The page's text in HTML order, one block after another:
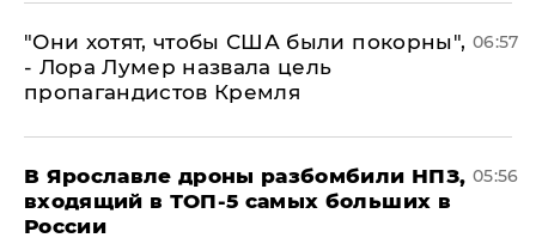
"Они хотят, чтобы США были покорны",
- Лора Лумер назвала цель
пропагандистов Кремля
06:57
В Ярославле дроны разбомбили НПЗ,
входящий в ТОП-5 самых больших в
России
05:56